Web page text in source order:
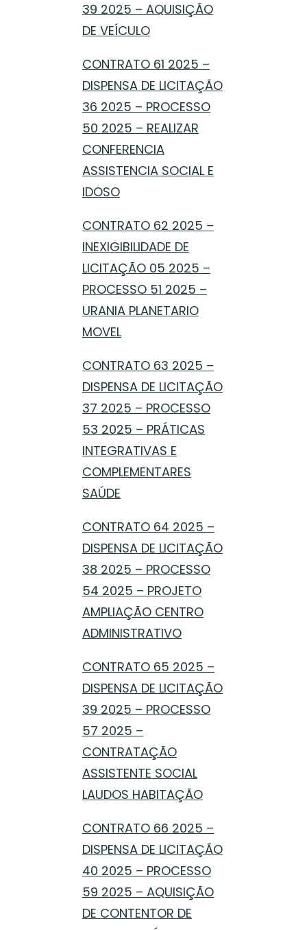
39 2025 – AQUISIÇÃO
DE VEÍCULO
CONTRATO 61 2025 –
DISPENSA DE LICITAÇÃO
36 2025 – PROCESSO
50 2025 – REALIZAR
CONFERENCIA
ASSISTENCIA SOCIAL E
IDOSO
CONTRATO 62 2025 –
INEXIGIBILIDADE DE
LICITAÇÃO 05 2025 –
PROCESSO 51 2025 –
URANIA PLANETARIO
MOVEL
CONTRATO 63 2025 –
DISPENSA DE LICITAÇÃO
37 2025 – PROCESSO
53 2025 – PRÁTICAS
INTEGRATIVAS E
COMPLEMENTARES
SAÚDE
CONTRATO 64 2025 –
DISPENSA DE LICITAÇÃO
38 2025 – PROCESSO
54 2025 – PROJETO
AMPLIAÇÃO CENTRO
ADMINISTRATIVO
CONTRATO 65 2025 –
DISPENSA DE LICITAÇÃO
39 2025 – PROCESSO
57 2025 –
CONTRATAÇÃO
ASSISTENTE SOCIAL
LAUDOS HABITAÇÃO
CONTRATO 66 2025 –
DISPENSA DE LICITAÇÃO
40 2025 – PROCESSO
59 2025 – AQUISIÇÃO
DE CONTENTOR DE